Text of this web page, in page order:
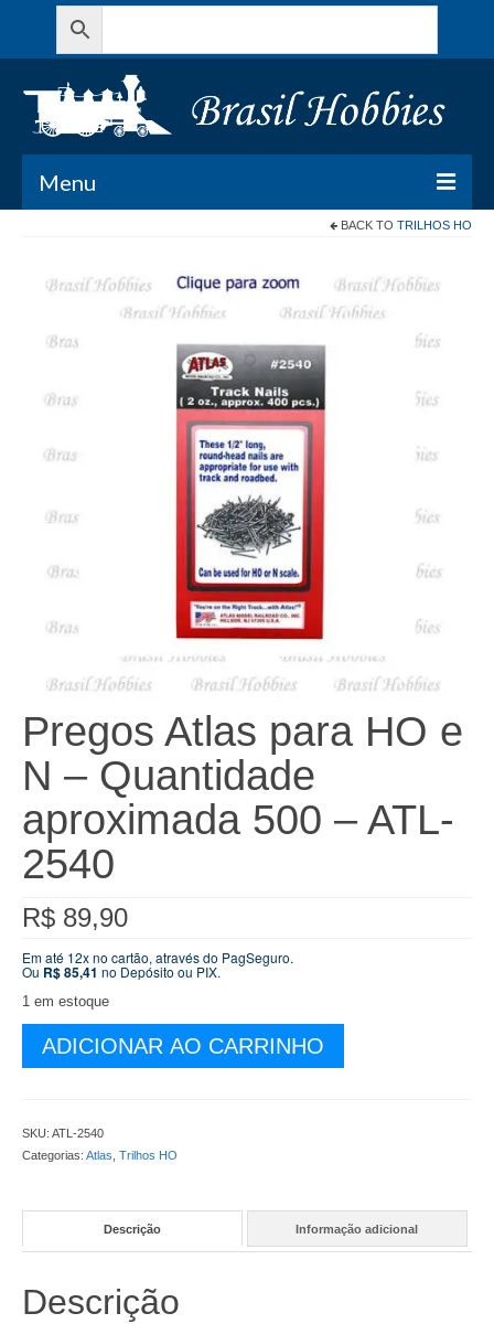
Menu
Meu Carrinho
Minha conta
BACK TO TRILHOS HO
Pregos Atlas para HO e
N – Quantidade
aproximada 500 – ATL-
2540
R$ 89,90
Em até 12x no cartão, através do PagSeguro.
Ou R$85,41 no Depósito ou PIX.
1 em estoque
Pregos
Atlas
aproximada
-
2540
ADICIONAR AO CARRINHO
SKU: ATL-2540
Categorias: Atlas Trilhos HO
Descrição Informação adicional
Descrição